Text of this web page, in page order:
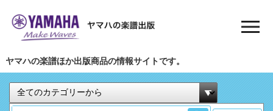
ヤマハの楽譜ほか出版商品の情報サイトです。